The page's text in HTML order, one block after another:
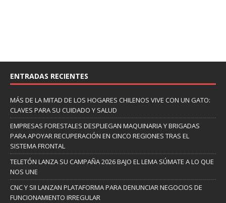
ENTRADAS RECIENTES
MÁS DE LA MITAD DE LOS HOGARES CHILENOS VIVE CON UN GATO:
CLAVES PARA SU CUIDADO Y SALUD
EMPRESAS FORESTALES DESPLIEGAN MAQUINARIA Y BRIGADAS
PARA APOYAR RECUPERACIÓN EN CINCO REGIONES TRAS EL
SISTEMA FRONTAL
TELETÓN LANZA SU CAMPAÑA 2026 BAJO EL LEMA SÚMATE A LO QUE
NOS UNE
CNC Y SII LANZAN PLATAFORMA PARA DENUNCIAR NEGOCIOS DE
FUNCIONAMIENTO IRREGULAR